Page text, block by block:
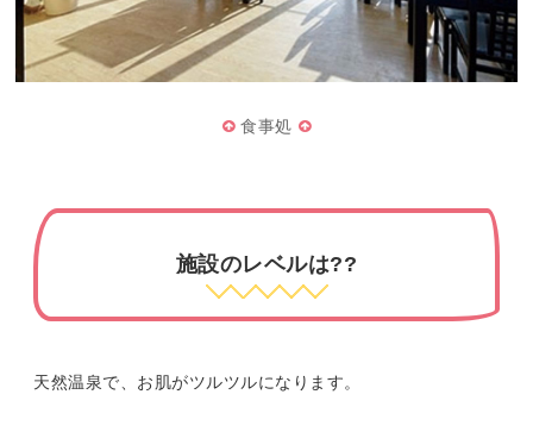
食事処
施設のレベルは??
天然温泉で、お肌がツルツルになります。